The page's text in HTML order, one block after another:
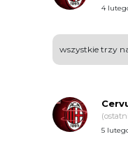
4
wszystkie trzy
5